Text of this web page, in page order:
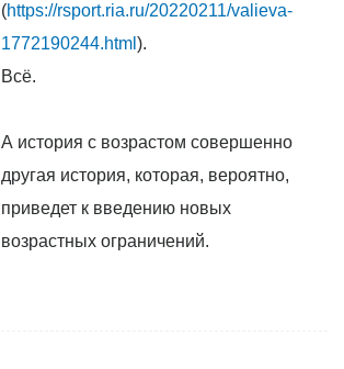
(https://rsport.ria.ru/20220211/valieva-
1772190244.html ).
Всё.
А история с возрастом совершенно
другая история, которая, вероятно,
приведет к введению новых
возрастных ограничений.